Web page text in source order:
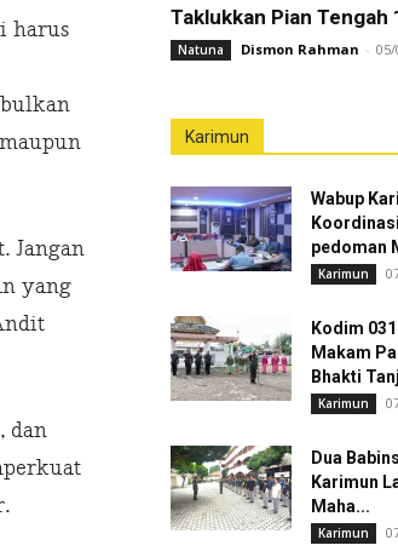
harus
Jangan
yang
dan
Taklukkan Pian Tengah
Natuna Dismon Rahman - 05/
Karimun
Wabup
pedoman
Karimun
Kodim
Makam
Bhakti
Karimun
Dua
Karimun
Maha...
Karimun